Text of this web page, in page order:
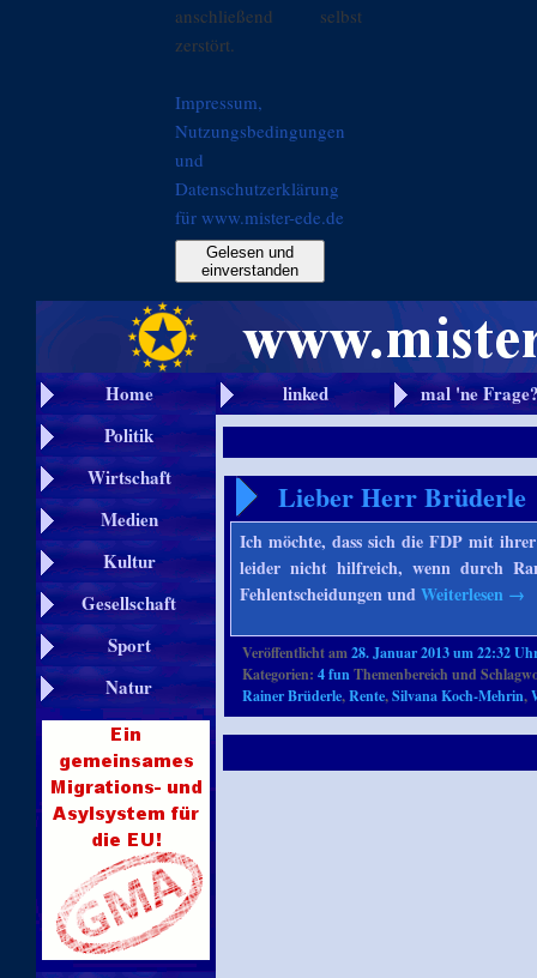
anschließend selbst
zerstört.
Impressum,
Nutzungsbedingungen
und
Datenschutzerklärung
für www.mister-ede.de
Gelesen und
einverstanden
Home linked
mal 'ne
Politik
Wirtschaft
Medien
Kultur
Gesellschaft
Sport
Natur
Lieber Herr Brüderle
Ich möchte, dass sich die FDP mit
leider nicht hilfreich, wenn durch
Fehlentscheidungen undWeiterlesen →
Veröffentlicht am28. Januar 2013 um 22:32
Kategorien:4 funThemenbereich und
Rainer Brüderle,Rente,Silvana Koch-Mehrin,